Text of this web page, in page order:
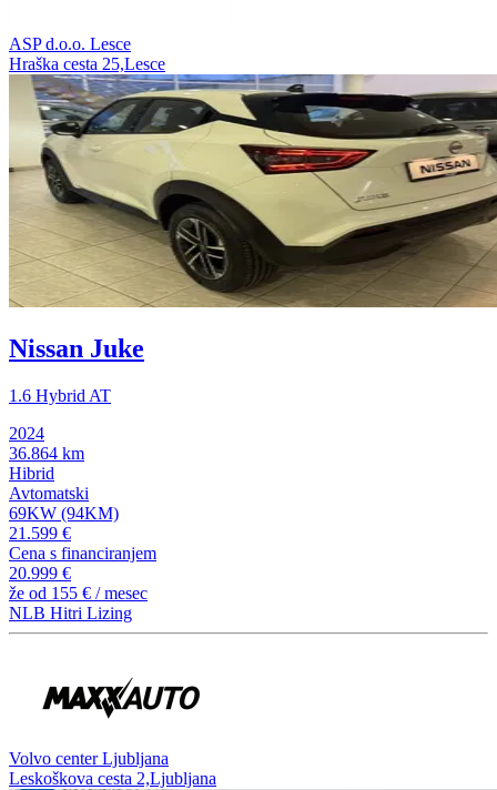
ASP d.o.o. Lesce
Hraška cesta 25,Lesce
Nissan Juke
1.6 Hybrid AT
2024
36.864 km
Hibrid
Avtomatski
69KW (94KM)
21.599 €
Cena s financiranjem
20.999 €
že od 155 € / mesec
NLB Hitri Lizing
Volvo center Ljubljana
Leskoškova cesta 2,Ljubljana